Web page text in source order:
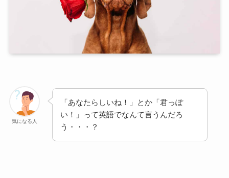
気になる人
「あなたらしいね！」とか「君っぽ
い！」って英語でなんて言うんだろ
う・・・？